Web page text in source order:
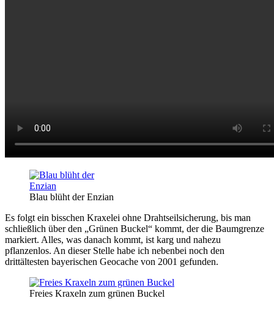
Blau blüht der Enzian
Es folgt ein bisschen Kraxelei ohne Drahtseilsicherung, bis man
schließlich über den „Grünen Buckel“ kommt, der die Baumgrenze
markiert. Alles, was danach kommt, ist karg und nahezu
pflanzenlos. An dieser Stelle habe ich nebenbei noch den
drittältesten bayerischen Geocache von 2001 gefunden.
Freies Kraxeln zum grünen Buckel